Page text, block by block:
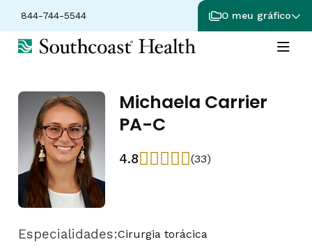
844-744-5544 O meu gráfico
Michaela Carrier
PA-C
4.8 (33)
Especialidades:Cirurgia torácica